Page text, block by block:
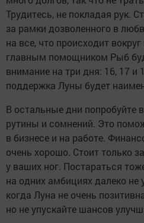
Трудитесь, не покладая рук.
за рамки дозволенного в
на все, что происходит
главным помощником Рыб
внимание на три дня: 16, 17 и
поддержка Луны будет
В остальные дни попробуйте
рутины и сомнений. Это
в бизнесе и на работе.
очень хорошо. Стоит только
у ваших ног. Постараться
на одних амбициях далеко не
когда Луна не очень
но не упускайте шансов